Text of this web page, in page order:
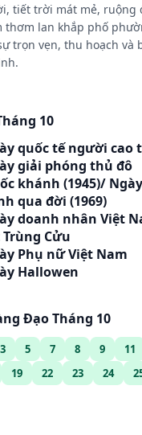
tiết trời mát mẻ, ruộng
thơm lan khắp phố
trọn vẹn, thu hoạch và
10
quốc tế người cao
giải phóng thủ đô
khánh (1945)/
qua đời (1969)
doanh nhân Việt
Trùng Cửu
Phụ nữ Việt Nam
Hallowen
Đạo Tháng 10
3 5 7 8 9 11
19 22 23 24